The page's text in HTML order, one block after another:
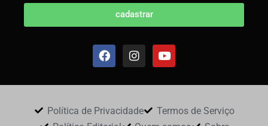
cadastrar
Política de Privacidade
Termos de Serviço